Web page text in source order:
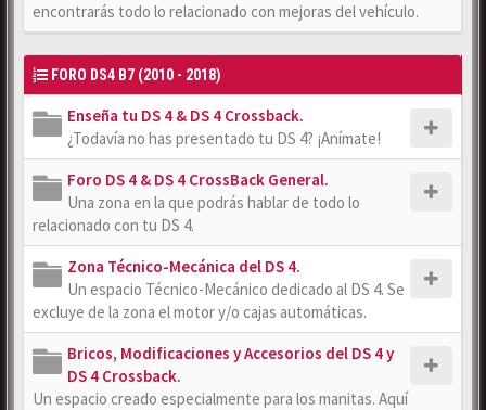
encontrarás todo lo relacionado con mejoras del vehículo.
FORO DS4 B7 (2010 - 2018)
Enseña tu DS 4 & DS 4 Crossback.
¿Todavía no has presentado tu DS 4? ¡Anímate!
Foro DS 4 & DS 4 CrossBack General.
Una zona en la que podrás hablar de todo lo
relacionado con tu DS 4.
Zona Técnico-Mecánica del DS 4.
Un espacio Técnico-Mecánico dedicado al DS 4. Se
excluye de la zona el motor y/o cajas automáticas.
Bricos, Modificaciones y Accesorios del DS 4 y
DS 4 Crossback.
Un espacio creado especialmente para los manitas. Aquí